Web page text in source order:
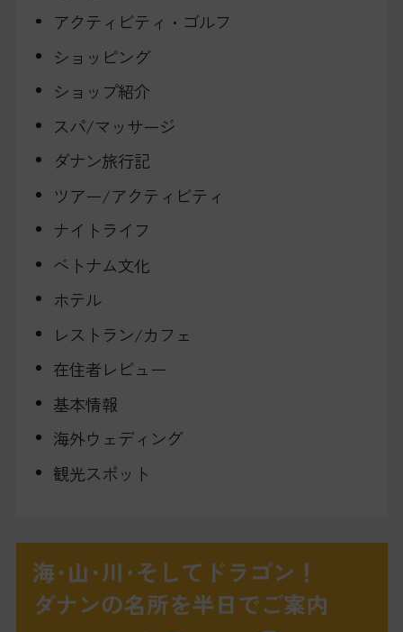
アクティビティ・ゴルフ
ショッピング
ショップ紹介
スパ/マッサージ
ダナン旅行記
ツアー/アクティビティ
ナイトライフ
ベトナム文化
ホテル
レストラン/カフェ
在住者レビュー
基本情報
海外ウェディング
観光スポット